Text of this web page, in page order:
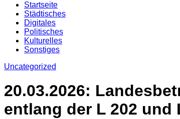
Startseite
Städtisches
Digitales
Politisches
Kulturelles
Sonstiges
Uncategorized
20.03.2026:
entlang der L 202 und